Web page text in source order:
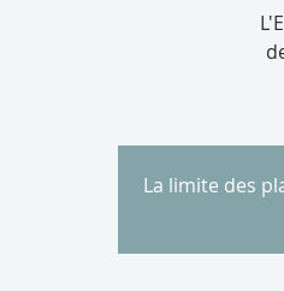
La limite des